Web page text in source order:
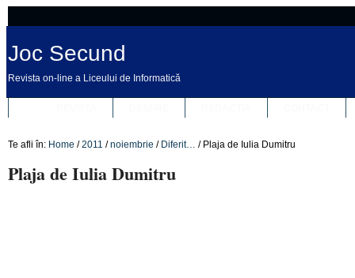
Joc Secund
Revista on-line a Liceului de Informatică
Te afli în: Home / 2011 / noiembrie / Diferit… / Plaja de Iulia Dumitru
Plaja de Iulia Dumitru